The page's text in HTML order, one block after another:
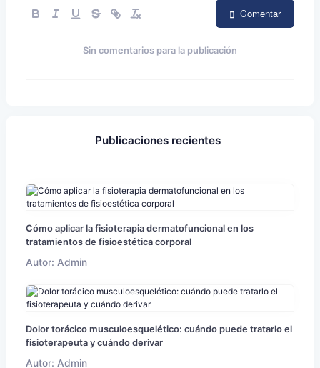
Comentar
Sin comentarios para la publicación
Publicaciones recientes
Cómo aplicar la fisioterapia dermatofuncional en los
tratamientos de fisioestética corporal
Autor: Admin
Dolor torácico musculoesquelético: cuándo puede tratarlo el
fisioterapeuta y cuándo derivar
Autor: Admin